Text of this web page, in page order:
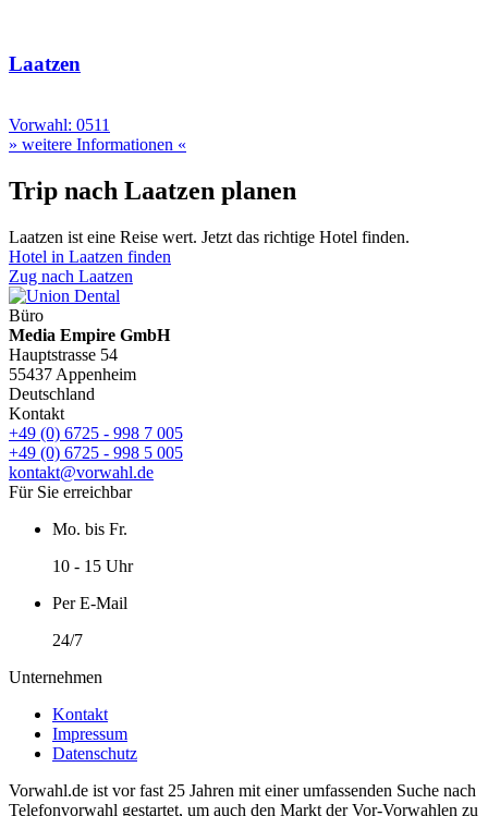
Laatzen
Vorwahl: 0511
» weitere Informationen «
Trip nach Laatzen planen
Laatzen ist eine Reise wert. Jetzt das richtige Hotel finden.
Hotel in Laatzen finden
Zug nach Laatzen
Büro
Media Empire GmbH
Hauptstrasse 54
55437 Appenheim
Deutschland
Kontakt
+49 (0) 6725 - 998 7 005
+49 (0) 6725 - 998 5 005
kontakt@vorwahl.de
Für Sie erreichbar
Mo. bis Fr.
10 - 15 Uhr
Per E-Mail
24/7
Unternehmen
Kontakt
Impressum
Datenschutz
Vorwahl.de ist vor fast 25 Jahren mit einer umfassenden Suche nach
Telefonvorwahl gestartet, um auch den Markt der Vor-Vorwahlen zu